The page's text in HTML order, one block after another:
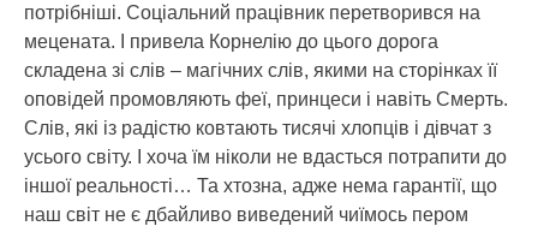
потрібніші. Соціальний працівник перетворився на
мецената. І привела Корнелію до цього дорога
складена зі слів – магічних слів, якими на сторінках її
оповідей промовляють феї, принцеси і навіть Смерть.
Слів, які із радістю ковтають тисячі хлопців і дівчат з
усього світу. І хоча їм ніколи не вдасться потрапити до
іншої реальності… Та хтозна, адже нема гарантії, що
наш світ не є дбайливо виведений чиїмось пером